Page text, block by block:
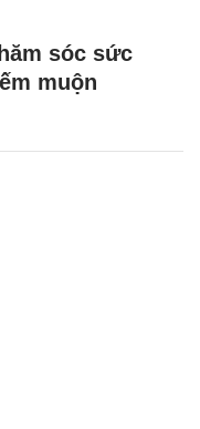
sóc sức
muộn